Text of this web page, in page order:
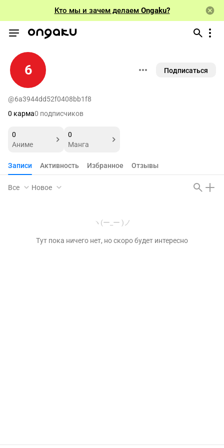
Кто мы и зачем делаем Ongaku?
6 Подписаться
@6a3944dd52f0408bb1f8
0 карма0 подписчиков
0
Аниме
0
Манга
Записи Активность Избранное Отзывы
Все Новое
ヽ(ー_ー )ノ
Тут пока ничего нет, но скоро будет интересно